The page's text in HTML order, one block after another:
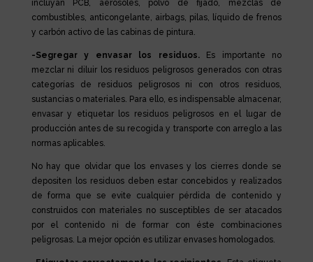
incluyan PCB, aerosoles, polvo de fijado, mezclas de
combustibles, anticongelante, airbags, pilas, líquido de frenos
y carbón activo de las cabinas de pintura.
-Segregar y envasar los residuos.Es importante no
mezclar ni diluir los residuos peligrosos generados con otras
categorías de residuos peligrosos ni con otros residuos,
sustancias o materiales. Para ello, es indispensable almacenar,
envasar y etiquetar los residuos peligrosos en el lugar de
producción antes de su recogida y transporte con arreglo a las
normas aplicables.
No hay que olvidar que los envases y los cierres donde se
depositen los residuos deben estar concebidos y realizados
de forma que se evite cualquier pérdida de contenido y
construidos con materiales no susceptibles de ser atacados
por el contenido ni de formar con éste combinaciones
peligrosas. La mejor opción es utilizar envases homologados.